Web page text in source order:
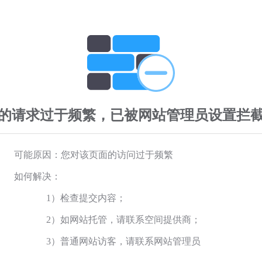
请求过于频繁，已被网站管理员设置拦
可能原因：您对该页面的访问过于频繁
如何解决：
1）检查提交内容；
2）如网站托管，请联系空间提供商；
3）普通网站访客，请联系网站管理员